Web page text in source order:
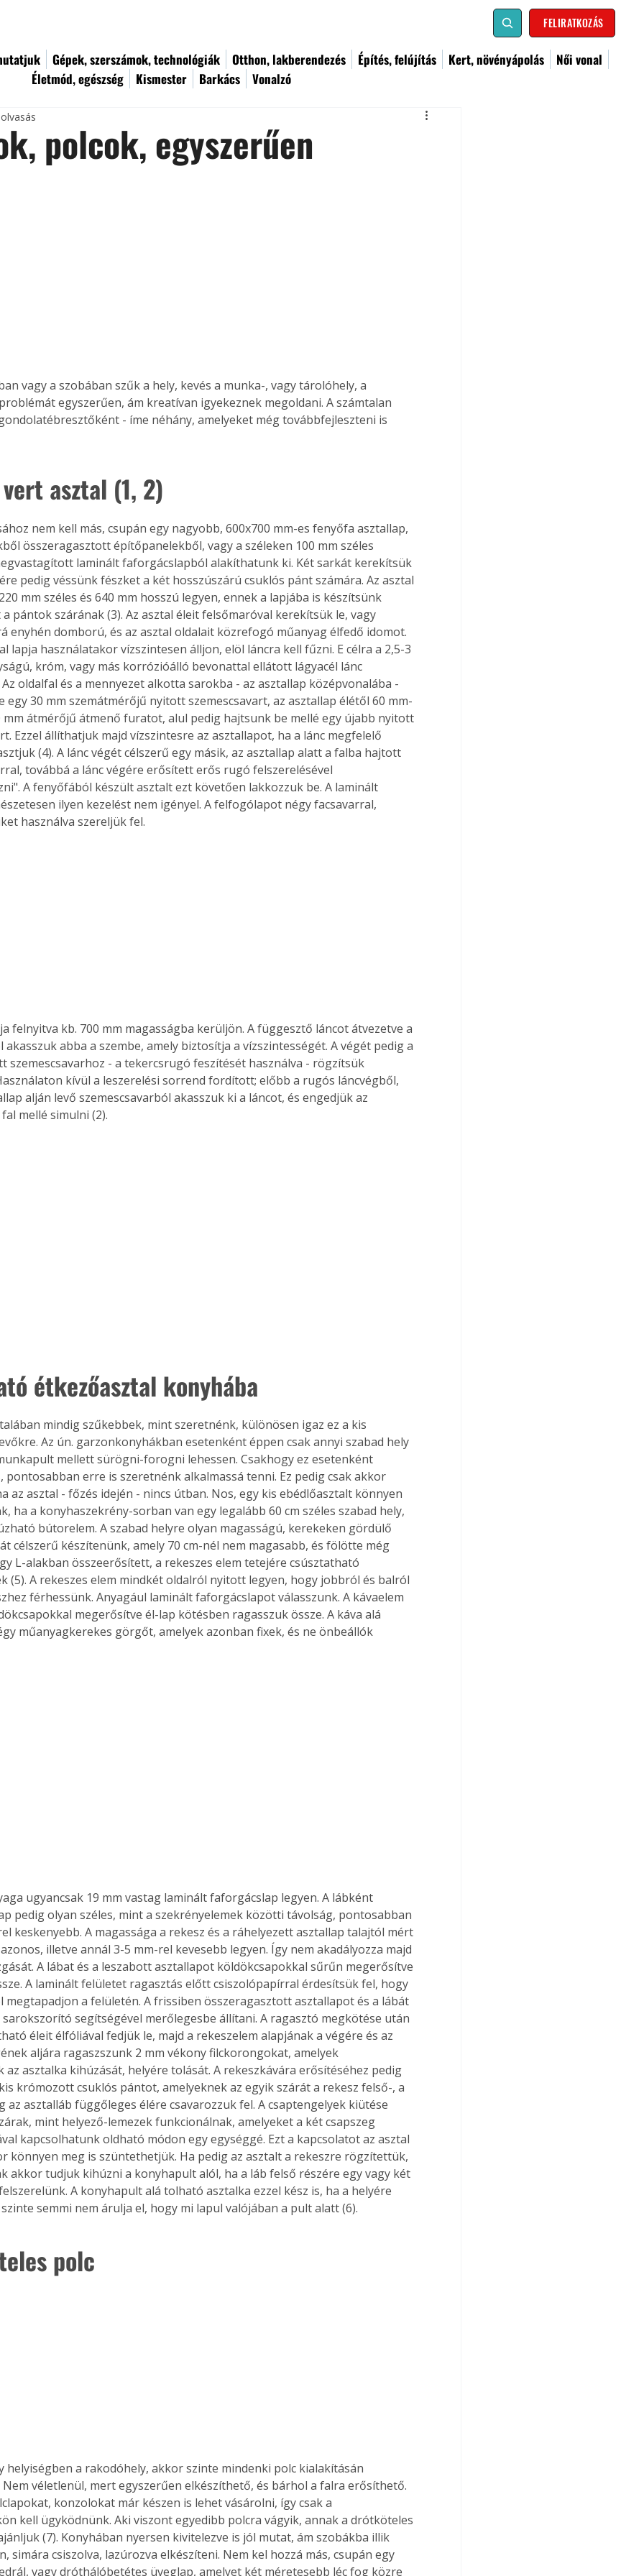
FELIRATKOZÁS
Gépek, szerszámok, technológiák Otthon, lakberendezés Építés, felújítás Kert, növényápolás
Női vonal
Életmód, egészség
Kismester Barkács Vonalzó
az
Old
új,
egyedi
vagy
is
Bárhol,
élve
az
A
Bővebb információ itt!
Együtt jobban megéri! A
párosítással kedvezményes
áron, 0 Ft postaköltséggel
megrendelhetők!
Gyógyító növények: a
természet kincsei az
polcok, egyszerűen
vagy a szobában szűk a hely, kevés a munka-, vagy tárolóhely, a
egyszerűen, ám kreatívan igyekeznek megoldani. A számtalan
- íme néhány, amelyeket még továbbfejleszteni is
asztal (1, 2)
nem kell más, csupán egy nagyobb, 600x700 mm-es fenyőfa asztallap,
összeragasztott építőpanelekből, vagy a széleken 100 mm széles
laminált faforgácslapból alakíthatunk ki. Két sarkát kerekítsük
pedig véssünk fészket a két hosszúszárú csuklós pánt számára. Az asztal
mm széles és 640 mm hosszú legyen, ennek a lapjába is készítsünk
pántok szárának (3). Az asztal éleit felsőmaróval kerekítsük le, vagy
enyhén domború, és az asztal oldalait közrefogó műanyag élfedő idomot.
lapja használatakor vízszintesen álljon, elöl láncra kell fűzni. E célra a 2,5-3
króm, vagy más korrózióálló bevonattal ellátott lágyacél lánc
oldalfal és a mennyezet alkotta sarokba - az asztallap középvonalába -
egy 30 mm szemátmérőjű nyitott szemescsavart, az asztallap élétől 60 mm-
átmérőjű átmenő furatot, alul pedig hajtsunk be mellé egy újabb nyitott
Ezzel állíthatjuk majd vízszintesre az asztallapot, ha a lánc megfelelő
(4). A lánc végét célszerű egy másik, az asztallap alatt a falba hajtott
továbbá a lánc végére erősített erős rugó felszerelésével
A fenyőfából készült asztalt ezt követően lakkozzuk be. A laminált
ilyen kezelést nem igényel. A felfogólapot négy facsavarral,
használva szereljük fel.
akasszuk abba a szembe, amely biztosítja a vízszintességét. A végét pedig a
szemescsavarhoz - a tekercsrugó feszítését használva - rögzítsük
kívül a leszerelési sorrend fordított; előbb a rugós láncvégből,
alján levő szemescsavarból akasszuk ki a láncot, és engedjük az
mellé simulni (2).
étkezőasztal konyhába
mindig szűkebbek, mint szeretnénk, különösen igaz ez a kis
Az ún. garzonkonyhákban esetenként éppen csak annyi szabad hely
mellett sürögni-forogni lehessen. Csakhogy ez esetenként
pontosabban erre is szeretnénk alkalmassá tenni. Ez pedig csak akkor
az asztal - főzés idején - nincs útban. Nos, egy kis ebédlőasztalt könnyen
ha a konyhaszekrény-sorban van egy legalább 60 cm széles szabad hely,
bútorelem. A szabad helyre olyan magasságú, kerekeken gördülő
célszerű készítenünk, amely 70 cm-nél nem magasabb, és fölötte még
L-alakban összeerősített, a rekeszes elem tetejére csúsztatható
(5). A rekeszes elem mindkét oldalról nyitott legyen, hogy jobbról és balról
férhessünk. Anyagául laminált faforgácslapot válasszunk. A kávaelem
megerősítve él-lap kötésben ragasszuk össze. A káva alá
műanyagkerekes görgőt, amelyek azonban fixek, és ne önbeállók
pedig olyan széles, mint a szekrényelemek közötti távolság, pontosabban
keskenyebb. A magassága a rekesz és a ráhelyezett asztallap talajtól mért
illetve annál 3-5 mm-rel kevesebb legyen. Így nem akadályozza majd
A lábat és a leszabott asztallapot köldökcsapokkal sűrűn megerősítve
A laminált felületet ragasztás előtt csiszolópapírral érdesítsük fel, hogy
megtapadjon a felületén. A frissiben összeragasztott asztallapot és a lábát
segítségével merőlegesbe állítani. A ragasztó megkötése után
éleit élfóliával fedjük le, majd a rekeszelem alapjának a végére és az
aljára ragaszszunk 2 mm vékony filckorongokat, amelyek
az asztalka kihúzását, helyére tolását. A rekeszkávára erősítéséhez pedig
krómozott csuklós pántot, amelyeknek az egyik szárát a rekesz felső-, a
az asztalláb függőleges élére csavarozzuk fel. A csaptengelyek kiütése
mint helyező-lemezek funkcionálnak, amelyeket a két csapszeg
kapcsolhatunk oldható módon egy egységgé. Ezt a kapcsolatot az asztal
könnyen meg is szüntethetjük. Ha pedig az asztalt a rekeszre rögzítettük,
akkor tudjuk kihúzni a konyhapult alól, ha a láb felső részére egy vagy két
A konyhapult alá tolható asztalka ezzel kész is, ha a helyére
semmi nem árulja el, hogy mi lapul valójában a pult alatt (6).
polc
véletlenül, mert egyszerűen elkészíthető, és bárhol a falra erősíthető.
konzolokat már készen is lehet vásárolni, így csak a
kell ügyködnünk. Aki viszont egyedibb polcra vágyik, annak a drótköteles
(7). Konyhában nyersen kivitelezve is jól mutat, ám szobákba illik
simára csiszolva, lazúrozva elkészíteni. Nem kel hozzá más, csupán egy
vagy dróthálóbetétes üveglap, amelyet két méretesebb léc fog közre